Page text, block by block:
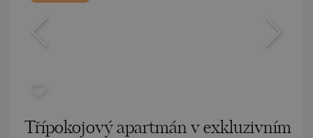
Třípokojový apartmán v exkluzivním